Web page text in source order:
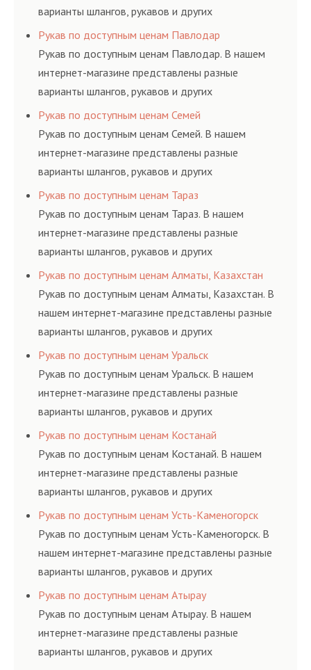
варианты шлангов, рукавов и других
резинотехнических изделий, соответствующих
ГОСТам, техническим условиям и нормативам.
Рукав по доступным ценам Павлодар
Рукав по доступным ценам Павлодар. В нашем
интернет-магазине представлены разные
варианты шлангов, рукавов и других
резинотехнических изделий, соответствующих
ГОСТам, техническим условиям и нормативам.
Рукав по доступным ценам Семей
Рукав по доступным ценам Семей. В нашем
интернет-магазине представлены разные
варианты шлангов, рукавов и других
резинотехнических изделий, соответствующих
ГОСТам, техническим условиям и нормативам.
Рукав по доступным ценам Тараз
Рукав по доступным ценам Тараз. В нашем
интернет-магазине представлены разные
варианты шлангов, рукавов и других
резинотехнических изделий, соответствующих
ГОСТам, техническим условиям и нормативам.
Рукав по доступным ценам Алматы, Казахстан
Рукав по доступным ценам Алматы, Казахстан. В
нашем интернет-магазине представлены разные
варианты шлангов, рукавов и других
резинотехнических изделий, соответствующих
ГОСТам, техническим условиям и нормативам.
Рукав по доступным ценам Уральск
Рукав по доступным ценам Уральск. В нашем
интернет-магазине представлены разные
варианты шлангов, рукавов и других
резинотехнических изделий, соответствующих
ГОСТам, техническим условиям и нормативам.
Рукав по доступным ценам Костанай
Рукав по доступным ценам Костанай. В нашем
интернет-магазине представлены разные
варианты шлангов, рукавов и других
резинотехнических изделий, соответствующих
ГОСТам, техническим условиям и нормативам.
Рукав по доступным ценам Усть-Каменогорск
Рукав по доступным ценам Усть-Каменогорск. В
нашем интернет-магазине представлены разные
варианты шлангов, рукавов и других
резинотехнических изделий, соответствующих
ГОСТам, техническим условиям и нормативам.
Рукав по доступным ценам Атырау
Рукав по доступным ценам Атырау. В нашем
интернет-магазине представлены разные
варианты шлангов, рукавов и других